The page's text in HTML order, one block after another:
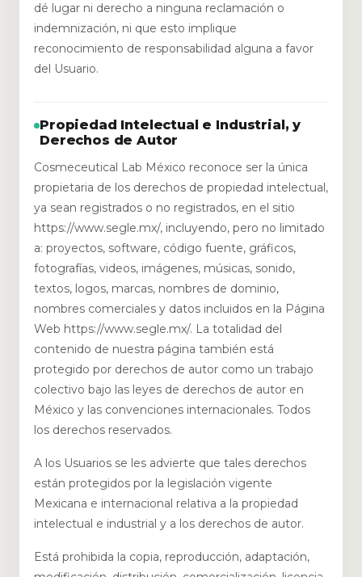
dé lugar ni derecho a ninguna reclamación o
indemnización, ni que esto implique
reconocimiento de responsabilidad alguna a favor
del Usuario.
Propiedad Intelectual e Industrial, y
Derechos de Autor
Cosmeceutical Lab México reconoce ser la única
propietaria de los derechos de propiedad intelectual,
ya sean registrados o no registrados, en el sitio
https://www.segle.mx/, incluyendo, pero no limitado
a: proyectos, software, código fuente, gráficos,
fotografías, videos, imágenes, músicas, sonido,
textos, logos, marcas, nombres de dominio,
nombres comerciales y datos incluidos en la Página
Web https://www.segle.mx/. La totalidad del
contenido de nuestra página también está
protegido por derechos de autor como un trabajo
colectivo bajo las leyes de derechos de autor en
México y las convenciones internacionales. Todos
los derechos reservados.
A los Usuarios se les advierte que tales derechos
están protegidos por la legislación vigente
Mexicana e internacional relativa a la propiedad
intelectual e industrial y a los derechos de autor.
Está prohibida la copia, reproducción, adaptación,